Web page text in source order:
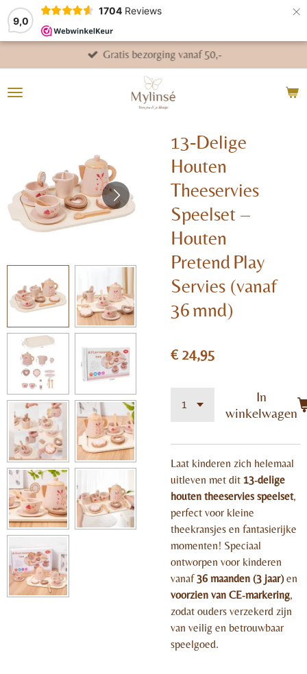
9,0
1704 Reviews ×
Gratis bezorging vanaf 50,-
13‑Delige
Houten
Theeservies
Speelset –
Houten
Pretend Play
Servies (vanaf
36 mnd)
€ 24,95
In
winkelwagen
Laat kinderen zich helemaal
uitleven met dit 13‑delige
houten theeservies speelset,
perfect voor kleine
theekransjes en fantasierijke
momenten! Speciaal
ontworpen voor kinderen
vanaf36 maanden (3 jaar)en
voorzien van CE‑markering,
zodat ouders verzekerd zijn
van veilig en betrouwbaar
speelgoed.